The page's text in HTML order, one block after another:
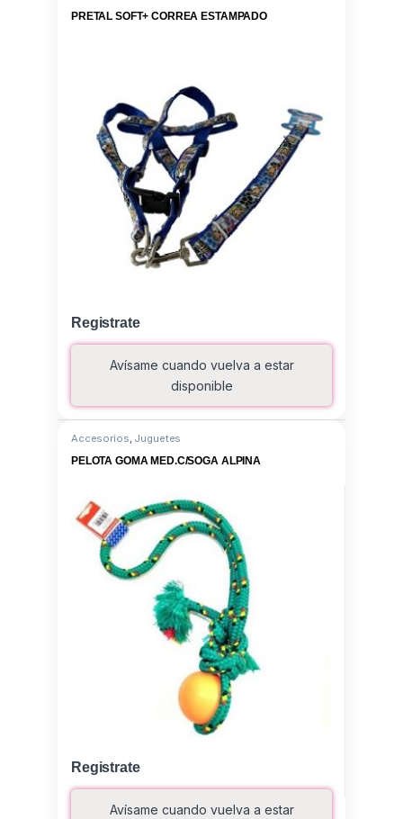
PRETAL SOFT+ CORREA ESTAMPADO
Registrate
Avísame cuando vuelva a estar
disponible
Accesorios Juguetes
PELOTA GOMA MED.C/SOGA ALPINA
Registrate
Avísame cuando vuelva a estar